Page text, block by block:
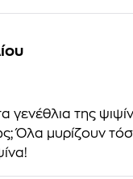
γενέθλια της
Όλα μυρίζουν